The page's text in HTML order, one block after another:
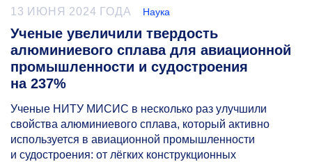
13 ИЮНЯ 2024 ГОДА Наука
Ученые увеличили твердость
алюминиевого сплава для авиационной
промышленности и судостроения
на 237%
Ученые НИТУ МИСИС в несколько раз улучшили
свойства алюминиевого сплава, который активно
используется в авиационной промышленности
и судостроения: от лёгких конструкционных